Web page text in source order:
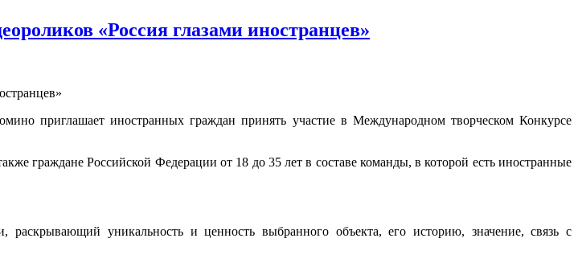
«Россия глазами иностранцев»
приглашает иностранных граждан принять участие в Международном творческом Конкурсе
граждане Российской Федерации от 18 до 35 лет в составе команды, в которой есть иностранные
раскрывающий уникальность и ценность выбранного объекта, его историю, значение, связь с